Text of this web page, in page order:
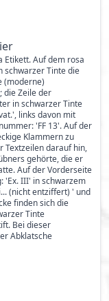
Etikett. Auf dem rosa
schwarzer Tinte die
(moderne)
die Zeile der
in schwarzer Tinte
links davon mit
'FF 13'. Auf der
Klammern zu
Textzeilen darauf hin,
gehörte, die er
Auf der Vorderseite
'Ex. III' in schwarzem
(nicht entziffert) ' und
finden sich die
Tinte
Bei dieser
Abklatsche